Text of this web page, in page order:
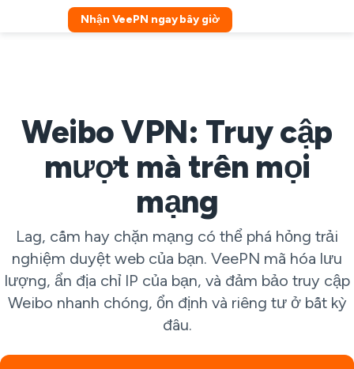
Nhận VeePN ngay bây giờ
Weibo VPN: Truy cập
mượt mà trên mọi
mạng
Lag, cấm hay chặn mạng có thể phá hỏng trải
nghiệm duyệt web của bạn. VeePN mã hóa lưu
lượng, ẩn địa chỉ IP của bạn, và đảm bảo truy cập
Weibo nhanh chóng, ổn định và riêng tư ở bất kỳ
đâu.